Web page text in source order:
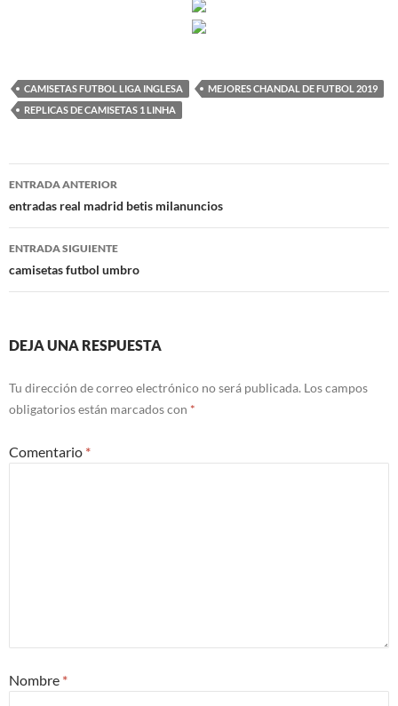
CAMISETAS FUTBOL LIGA INGLESA
MEJORES CHANDAL DE FUTBOL 2019
REPLICAS DE CAMISETAS 1 LINHA
Navegación
de
entradas
ENTRADA ANTERIOR
entradas real madrid betis milanuncios
ENTRADA SIGUIENTE
camisetas futbol umbro
DEJA UNA RESPUESTA
Tu dirección de correo electrónico no será publicada. Los campos
obligatorios están marcados con *
Comentario *
Nombre *